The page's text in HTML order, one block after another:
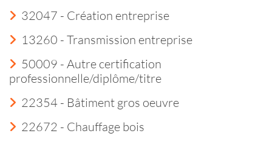
32047 - Création entreprise
13260 - Transmission entreprise
50009 - Autre certification
professionnelle/diplôme/titre
22354 - Bâtiment gros oeuvre
22672 - Chauffage bois